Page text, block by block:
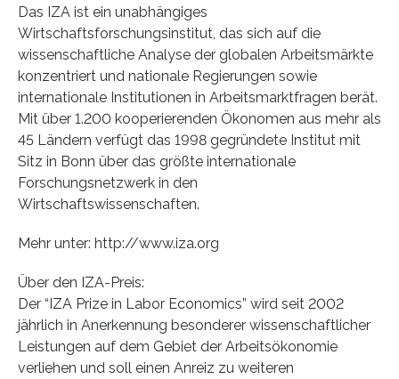
Das IZA ist ein unabhängiges
Wirtschaftsforschungsinstitut, das sich auf die
wissenschaftliche Analyse der globalen Arbeitsmärkte
konzentriert und nationale Regierungen sowie
internationale Institutionen in Arbeitsmarktfragen berät.
Mit über 1.200 kooperierenden Ökonomen aus mehr als
45 Ländern verfügt das 1998 gegründete Institut mit
Sitz in Bonn über das größte internationale
Forschungsnetzwerk in den
Wirtschaftswissenschaften.
Mehr unter: http://www.iza.org
Über den IZA-Preis:
Der “IZA Prize in Labor Economics” wird seit 2002
jährlich in Anerkennung besonderer wissenschaftlicher
Leistungen auf dem Gebiet der Arbeitsökonomie
verliehen und soll einen Anreiz zu weiteren